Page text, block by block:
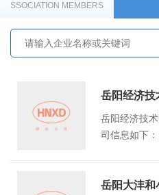
SSOCIATION MEMBERS
岳阳经济技
司信息如下
港湾1栋12楼
岳阳大沣和